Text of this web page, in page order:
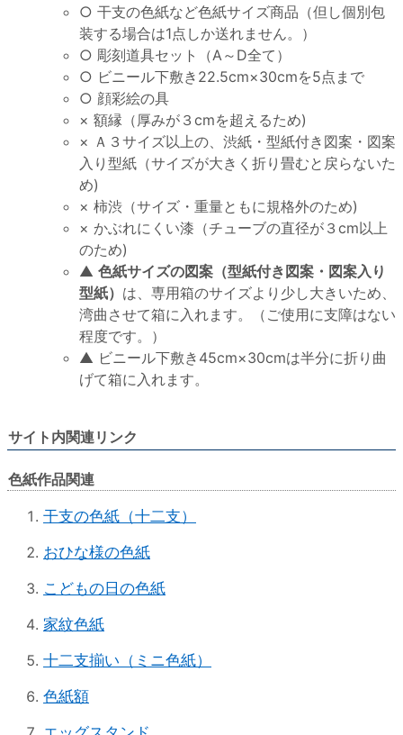
○ 干支の色紙など色紙サイズ商品（但し個別包
装する場合は1点しか送れません。）
○ 彫刻道具セット（A～D全て）
○ ビニール下敷き22.5cm×30cmを5点まで
○ 顔彩絵の具
× 額縁（厚みが３cmを超えるため)
× Ａ３サイズ以上の、渋紙・型紙付き図案・図案
入り型紙（サイズが大きく折り畳むと戻らないた
め)
× 柿渋（サイズ・重量ともに規格外のため)
× かぶれにくい漆（チューブの直径が３cm以上
のため)
▲ 色紙サイズの図案（型紙付き図案・図案入り
型紙） は、専用箱のサイズより少し大きいため、
湾曲させて箱に入れます。（ご使用に支障はない
程度です。）
▲ ビニール下敷き45cm×30cmは半分に折り曲
げて箱に入れます。
サイト内関連リンク
色紙作品関連
干支の色紙（十二支）
おひな様の色紙
こどもの日の色紙
家紋色紙
十二支揃い（ミニ色紙）
色紙額